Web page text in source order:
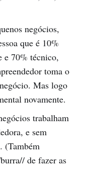
negócios,
que é 10%
e 70% técnico,
toma o
Mas logo
novamente.
trabalham
e sem
(Também
de fazer as